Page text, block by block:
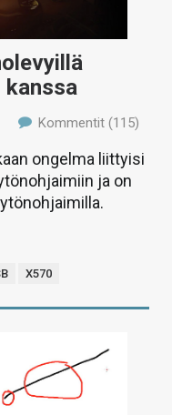
kanssa
Kommentit (115)
ongelma liittyisi
ja on
X570